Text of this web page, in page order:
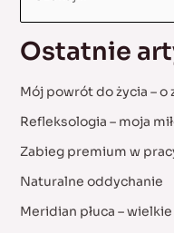
r
c
o
r
:
Ostatnie
Mój powrót do życia – o
Refleksologia – moja
Zabieg premium w
Naturalne oddychanie
Meridian płuca – wielkie